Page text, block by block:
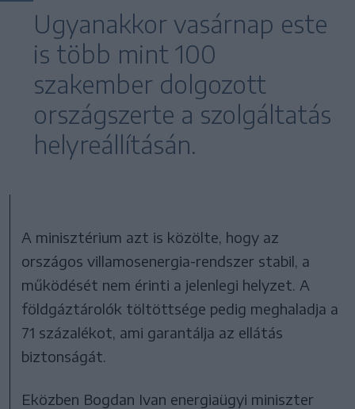
Ugyanakkor vasárnap este
is több mint 100
szakember dolgozott
országszerte a szolgáltatás
helyreállításán.
A minisztérium azt is közölte, hogy az
országos villamosenergia-rendszer stabil, a
működését nem érinti a jelenlegi helyzet. A
földgáztárolók töltöttsége pedig meghaladja a
71 százalékot, ami garantálja az ellátás
biztonságát.
Eközben Bogdan Ivan energiaügyi miniszter